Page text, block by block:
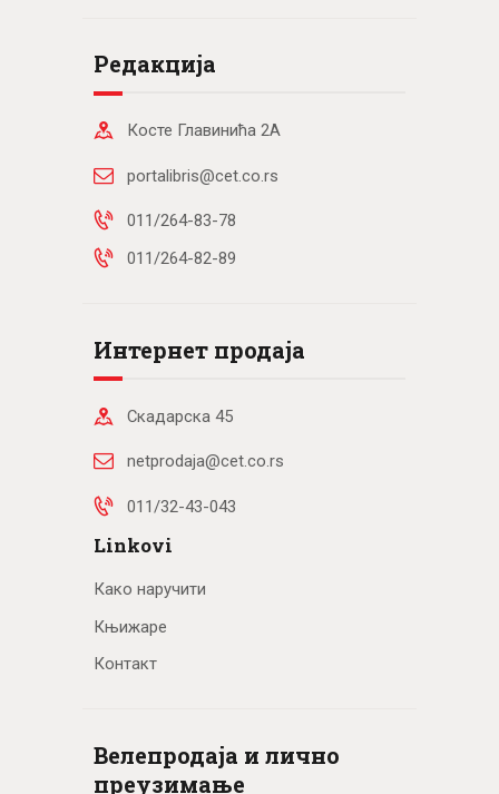
Редакција
Косте Главинића 2А
portalibris@cet.co.rs
011/264-83-78
011/264-82-89
Интернет продаја
Скадарска 45
netprodaja@cet.co.rs
011/32-43-043
Linkovi
Како наручити
Књижаре
Контакт
Велепродаја и лично
преузимање